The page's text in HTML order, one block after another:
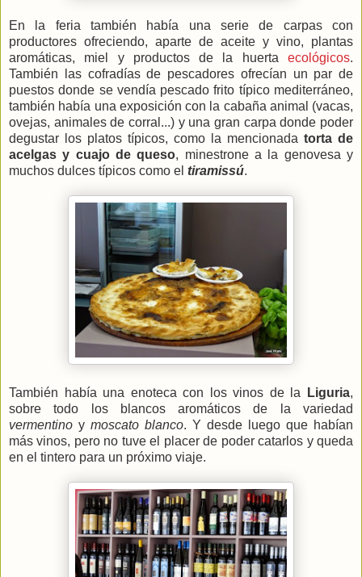
En la feria también había una serie de carpas con
productores ofreciendo, aparte de aceite y vino, plantas
aromáticas, miel y productos de la huerta ecológicos.
También las cofradías de pescadores ofrecían un par de
puestos donde se vendía pescado frito típico mediterráneo,
también había una exposición con la cabaña animal (vacas,
ovejas, animales de corral...) y una gran carpa donde poder
degustar los platos típicos, como la mencionada torta de
acelgas y cuajo de queso, minestrone a la genovesa y
muchos dulces típicos como el tiramissú.
También había una enoteca con los vinos de la Liguria,
sobre todo los blancos aromáticos de la variedad
vermentino y moscato blanco. Y desde luego que habían
más vinos, pero no tuve el placer de poder catarlos y queda
en el tintero para un próximo viaje.